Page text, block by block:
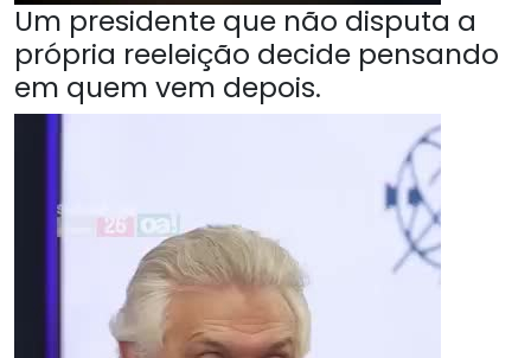
Um presidente que não disputa a
própria reeleição decide pensando
em quem vem depois.